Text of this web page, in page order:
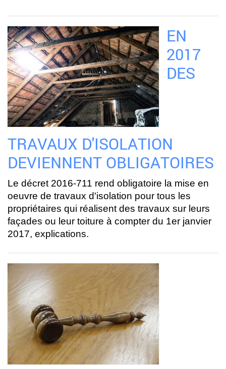
EN
2017
DES
TRAVAUX D'ISOLATION
DEVIENNENT OBLIGATOIRES
Le décret 2016-711 rend obligatoire la mise en
oeuvre de travaux d'isolation pour tous les
propriétaires qui réalisent des travaux sur leurs
façades ou leur toiture à compter du 1er janvier
2017, explications.